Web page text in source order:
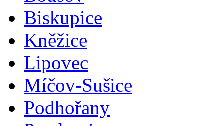
Biskupice
Kněžice
Lipovec
Míčov-Sušice
Podhořany